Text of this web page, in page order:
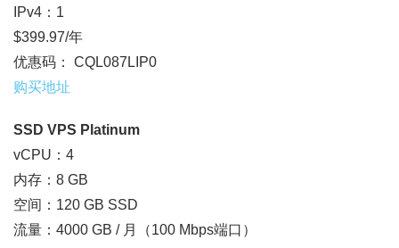
IPv4：1
$399.97/年
优惠码： CQL087LIP0
购买地址
SSD VPS Platinum
vCPU：4
内存：8 GB
空间：120 GB SSD
流量：4000 GB / 月（100 Mbps端口）